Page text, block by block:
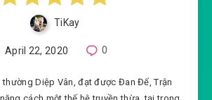
TiKay
April 22, 2020 0
thường Diệp Vân, đạt được Đan Đế, Trận